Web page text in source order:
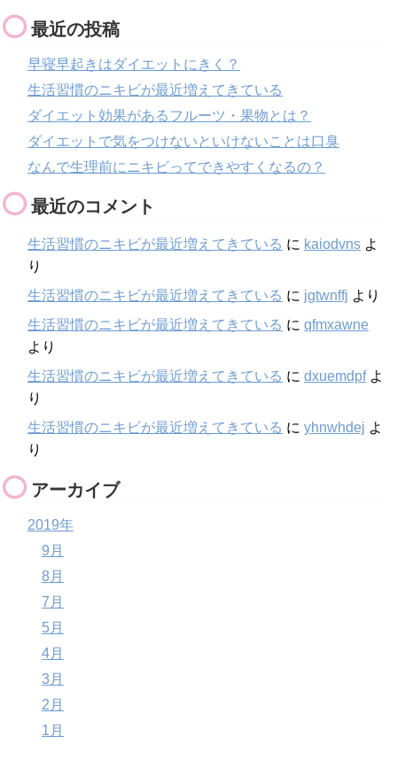
最近の投稿
早寝早起きはダイエットにきく？
生活習慣のニキビが最近増えてきている
ダイエット効果があるフルーツ・果物とは？
ダイエットで気をつけないといけないことは口臭
なんで生理前にニキビってできやすくなるの？
最近のコメント
生活習慣のニキビが最近増えてきている に kaiodvns よ
り
生活習慣のニキビが最近増えてきている に jgtwnffj より
生活習慣のニキビが最近増えてきている に qfmxawne
より
生活習慣のニキビが最近増えてきている に dxuemdpfよ
り
生活習慣のニキビが最近増えてきている に yhnwhdej よ
り
アーカイブ
2019年
9月
8月
7月
5月
4月
3月
2月
1月